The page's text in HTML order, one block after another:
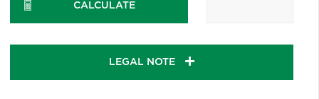
CALCULATE
LEGAL NOTE